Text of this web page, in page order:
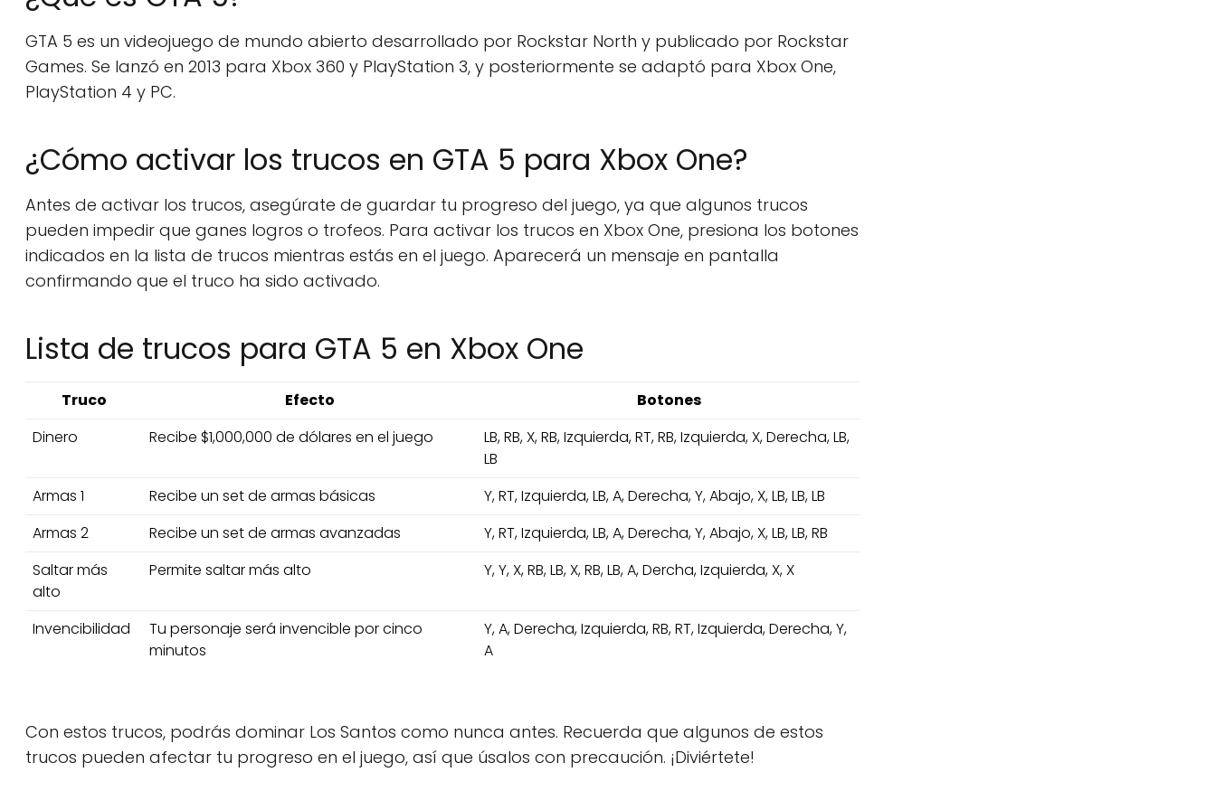
GTA 5 es un videojuego de mundo abierto desarrollado por Rockstar North y publicado por Rockstar
Games. Se lanzó en 2013 para Xbox 360 y PlayStation 3, y posteriormente se adaptó para Xbox One,
PlayStation 4 y PC.
¿Cómo activar los trucos en GTA 5 para Xbox One?
Antes de activar los trucos, asegúrate de guardar tu progreso del juego, ya que algunos trucos
pueden impedir que ganes logros o trofeos. Para activar los trucos en Xbox One, presiona los botones
indicados en la lista de trucos mientras estás en el juego. Aparecerá un mensaje en pantalla
confirmando que el truco ha sido activado.
Lista de trucos para GTA 5 en Xbox One
Truco Efecto
Botones
Dinero
Recibe $1,000,000 de dólares en el juego
LB, RB, X, RB, Izquierda, RT, RB, Izquierda, X, Derecha, LB,
LB
Armas 1
Recibe un set de armas básicas
Y, RT, Izquierda, LB, A, Derecha, Y, Abajo, X, LB, LB, LB
Armas 2
Recibe un set de armas avanzadas
Y, RT, Izquierda, LB, A, Derecha, Y, Abajo, X, LB, LB, RB
Saltar más
alto
Permite saltar más alto Y, Y, X, RB, LB, X, RB, LB, A, Dercha, Izquierda, X, X
Invencibilidad
Tu personaje será invencible por cinco
minutos
Y, A, Derecha, Izquierda, RB, RT, Izquierda, Derecha, Y,
A
Con estos trucos, podrás dominar Los Santos como nunca antes. Recuerda que algunos de estos
trucos pueden afectar tu progreso en el juego, así que úsalos con precaución. ¡Diviértete!